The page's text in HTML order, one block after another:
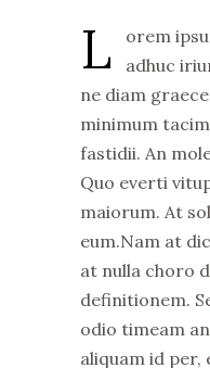
L
orem
adhuc
ne diam
minimum
fastidii. An
Quo everti
maiorum. At
eum.Nam at
at nulla choro
definitionem.
odio timeam
aliquam id